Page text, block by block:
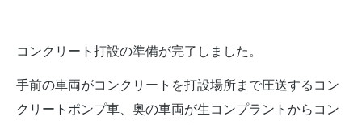
コンクリート打設の準備が完了しました。
手前の車両がコンクリートを打設場所まで圧送するコン
クリートポンプ車、奥の車両が生コンプラントからコン